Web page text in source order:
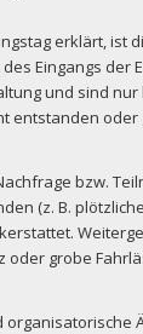
erklärt,
Eingangs
und sind
entstanden
bzw.
(z. B.
grobe